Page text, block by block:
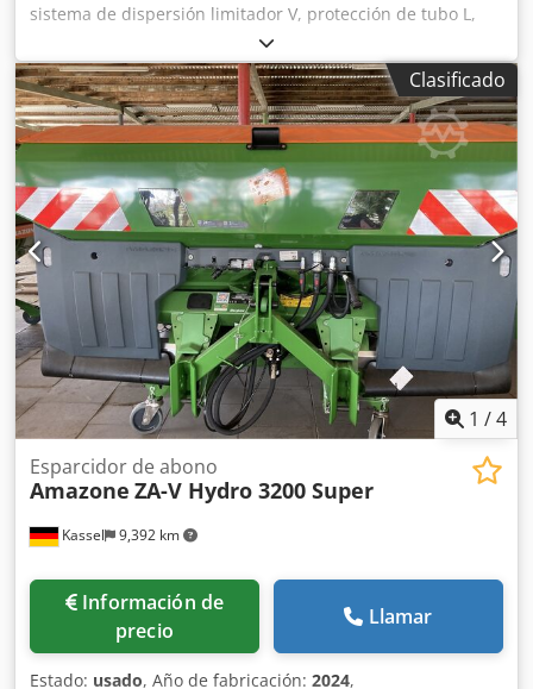
sistema de dispersión limitador V, protección de tubo L,
indicador mecánico/posición del mecanismo de dispersión
ZA-V, superestructura de tolva S 2000, componentes de
montaje para unidades básicas ZA, toma de fuerza con
acoplamiento de fricción, guardabarros L y escaleras,
iluminación LED trasera. Cjdpfxjt Dwibe Aqvsha
Clasificado
1 /4
Kassel 9,392 km
Esparcidor de abono
Amazone ZA-V Hydro 3200 Super
Información de
precio
Llamar
Estado: usado, Año de fabricación: 2024,